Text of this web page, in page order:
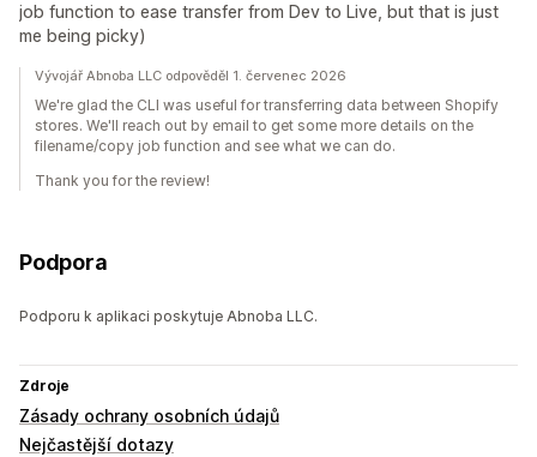
job function to ease transfer from Dev to Live, but that is just
me being picky)
Vývojář Abnoba LLC odpověděl 1. červenec 2026
We're glad the CLI was useful for transferring data between Shopify
stores. We'll reach out by email to get some more details on the
filename/copy job function and see what we can do.
Thank you for the review!
Podpora
Podporu k aplikaci poskytuje Abnoba LLC.
Zdroje
Zásady ochrany osobních údajů
Nejčastější dotazy